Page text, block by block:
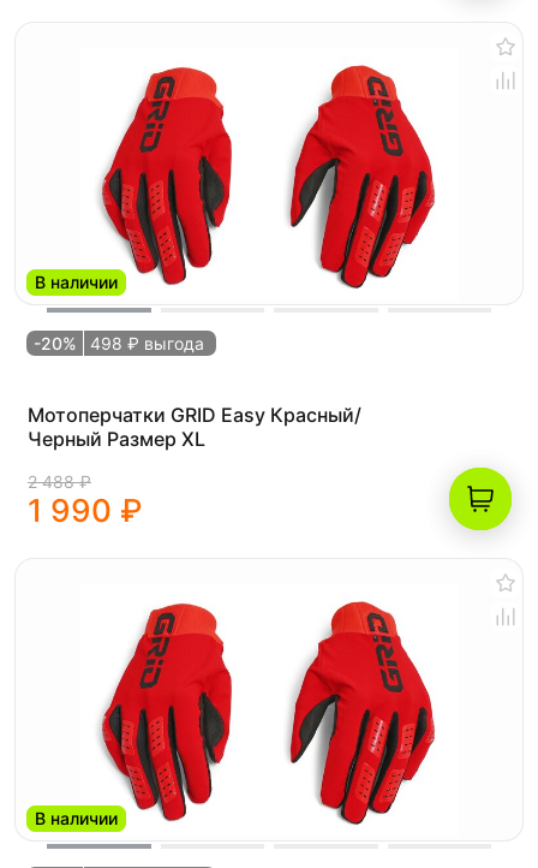
В наличии
-20% 498 ₽ выгода
Мотоперчатки GRID Easy Красный/
Черный Размер XL
2 488 ₽
1 990 ₽
В наличии